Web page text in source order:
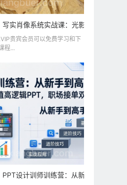
写实肖像系统实战课：光影推理、构图
贵宾会员可以免费学习和下
程...
PPT设计训师训练营：从新手到高手，